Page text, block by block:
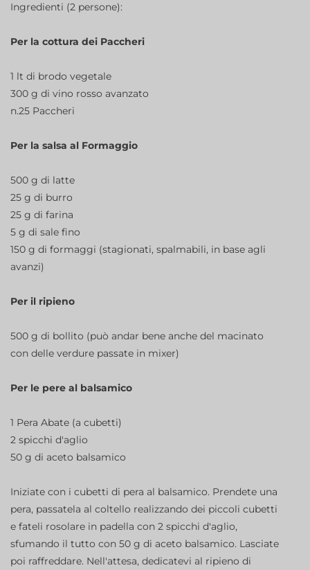
Ingredienti (2 persone):
Per la cottura dei Paccheri
1 lt di brodo vegetale
300 g di vino rosso avanzato
n.25 Paccheri
Per la salsa al Formaggio
500 g di latte
25 g di burro
25 g di farina
5 g di sale fino
150 g di formaggi (stagionati, spalmabili, in base agli
avanzi)
Per il ripieno
500 g di bollito (può andar bene anche del macinato
con delle verdure passate in mixer)
Per le pere al balsamico
1 Pera Abate (a cubetti)
2 spicchi d'aglio
50 g di aceto balsamico
Iniziate con i cubetti di pera al balsamico. Prendete una
pera, passatela al coltello realizzando dei piccoli cubetti
e fateli rosolare in padella con 2 spicchi d'aglio,
sfumando il tutto con 50 g di aceto balsamico. Lasciate
poi raffreddare. Nell'attesa, dedicatevi al ripieno di